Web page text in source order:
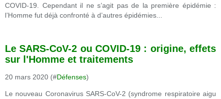
COVID-19. Cependant il ne s’agit pas de la première épidémie :
l’Homme fut déjà confronté à d’autres épidémies...
Le SARS-CoV-2 ou COVID-19 : origine, effets
sur l'Homme et traitements
20 mars 2020 (#Défenses)
Le nouveau Coronavirus SARS-CoV-2 (syndrome respiratoire aigu